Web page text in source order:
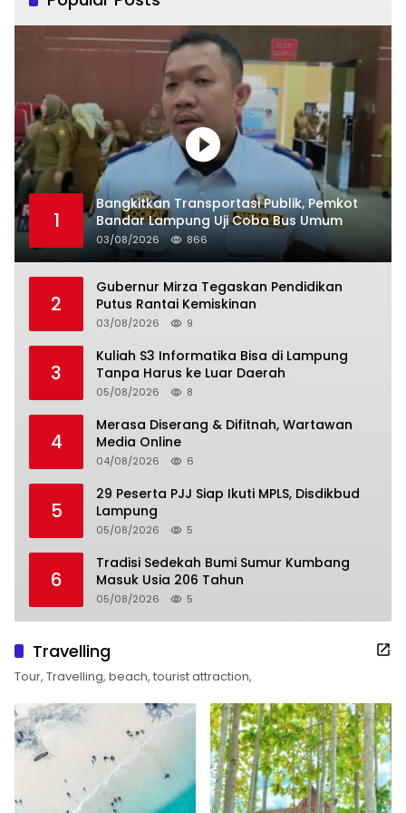
1
Bangkitkan Transportasi Publik, Pemkot
Bandar Lampung Uji Coba Bus Umum
03/08/2026 866
2
Gubernur Mirza Tegaskan Pendidikan
Putus Rantai Kemiskinan
03/08/2026 9
3
Kuliah S3 Informatika Bisa di Lampung
Tanpa Harus ke Luar Daerah
05/08/2026 8
4
Merasa Diserang & Difitnah, Wartawan
Media Online
04/08/2026 6
5
29 Peserta PJJ Siap Ikuti MPLS, Disdikbud
Lampung
05/08/2026 5
6
Tradisi Sedekah Bumi Sumur Kumbang
Masuk Usia 206 Tahun
05/08/2026 5
Travelling
Tour, Travelling, beach, tourist attraction,